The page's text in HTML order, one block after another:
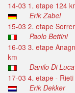
14-03 1. etape 124
Erik Zabel
15-03 2. etape
Paolo Bettini
16-03 3. etape
km
Danilo Di Luca
17-03 4. etape -
Erik Dekker